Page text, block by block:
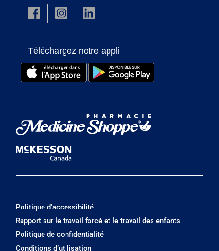
Téléchargez notre appli
Politique d'accessibilité
Rapport sur le travail forcé et le travail des enfants
Politique de confidentialité
Conditions d’utilisation